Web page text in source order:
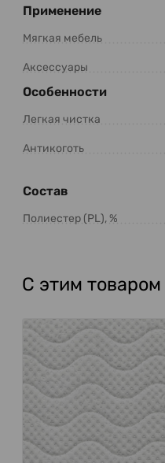
Применение
Мягкая мебель
Аксессуары
Особенности
Легкая чистка
Антикоготь
Состав
Полиестер (PL), %
С этим